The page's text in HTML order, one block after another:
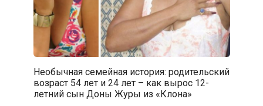
Необычная семейная история: родительский
возраст 54 лет и 24 лет – как вырос 12-
летний сын Доны Журы из «Клона»